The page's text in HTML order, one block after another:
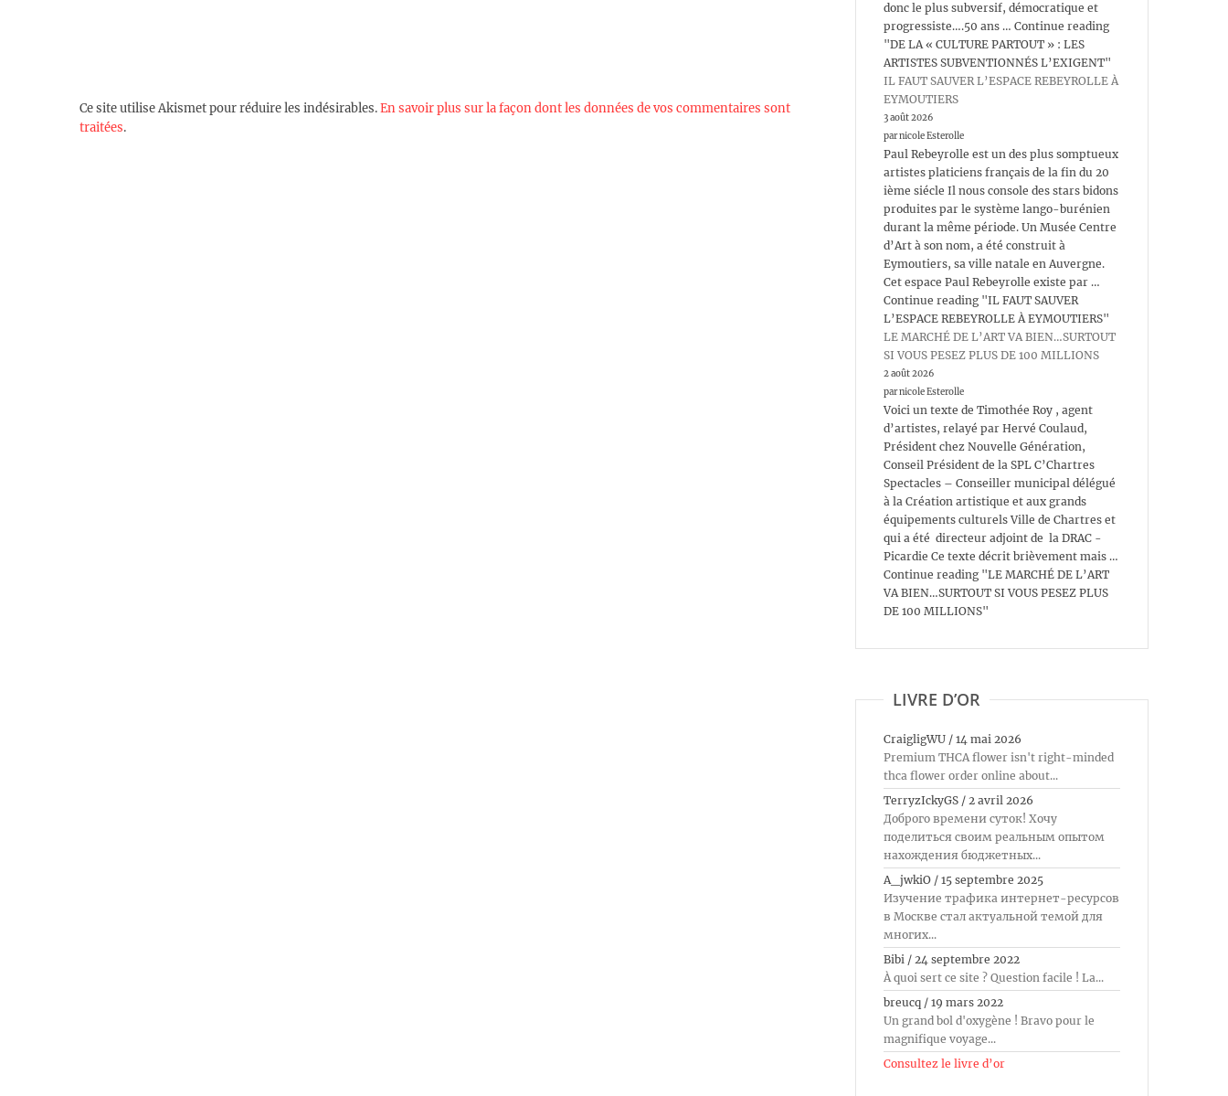
Ce site utilise Akismet pour réduire les indésirables.En savoir plus sur la façon dont les données de vos commentaires sont
traitées.
donc le plus subversif, démocratique et
progressiste….50 ans … Continue reading
"DE LA « CULTURE PARTOUT » : LES
ARTISTES SUBVENTIONNÉS L’EXIGENT"
IL FAUT SAUVER L’ESPACE REBEYROLLE À
EYMOUTIERS
3 août 2026
par nicole Esterolle
Paul Rebeyrolle est un des plus somptueux
artistes platiciens français de la fin du 20
ième siécle Il nous console des stars bidons
produites par le système lango-burénien
durant la même période. Un Musée Centre
d’Art à son nom, a été construit à
Eymoutiers, sa ville natale en Auvergne.
Cet espace Paul Rebeyrolle existe par …
Continue reading "IL FAUT SAUVER
L’ESPACE REBEYROLLE À EYMOUTIERS"
LE MARCHÉ DE L’ART VA BIEN…SURTOUT
SI VOUS PESEZ PLUS DE 100 MILLIONS
2 août 2026
par nicole Esterolle
Voici un texte de Timothée Roy , agent
d’artistes, relayé par Hervé Coulaud,
Président chez Nouvelle Génération,
Conseil Président de la SPL C’Chartres
Spectacles – Conseiller municipal délégué
à la Création artistique et aux grands
équipements culturels Ville de Chartres et
qui a été directeur adjoint de la DRAC -
Picardie Ce texte décrit brièvement mais …
Continue reading "LE MARCHÉ DE L’ART
VA BIEN…SURTOUT SI VOUS PESEZ PLUS
DE 100 MILLIONS"
LIVRE D’OR
CraigligWU / 14 mai 2026
Premium THCA flower isn't right-minded
thca flower order online about...
TerryzIckyGS / 2 avril 2026
Доброго времени суток! Хочу
поделиться своим реальным опытом
нахождения бюджетных...
A_jwkiO / 15 septembre 2025
Изучение трафика интернет-ресурсов
в Москве стал актуальной темой для
многих...
Bibi / 24 septembre 2022
À quoi sert ce site ? Question facile ! La...
breucq / 19 mars 2022
Un grand bol d'oxygène ! Bravo pour le
magnifique voyage...
Consultez le livre d’or